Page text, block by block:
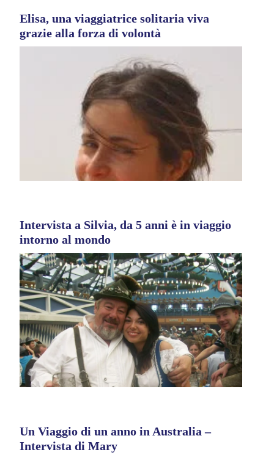
Elisa, una viaggiatrice solitaria viva
grazie alla forza di volontà
Intervista a Silvia, da 5 anni è in viaggio
intorno al mondo
Un Viaggio di un anno in Australia –
Intervista di Mary